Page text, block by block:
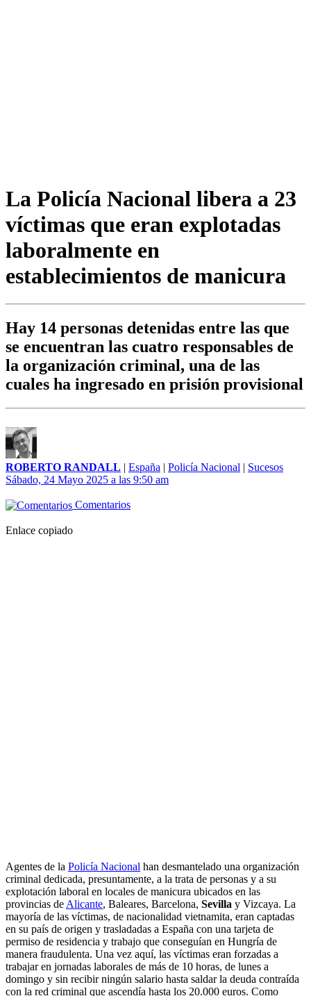
La Policía Nacional libera a 23
víctimas que eran explotadas
laboralmente en
establecimientos de manicura
Hay 14 personas detenidas entre las que
se encuentran las cuatro responsables de
la organización criminal, una de las
cuales ha ingresado en prisión provisional
ROBERTO RANDALL | España | Policía Nacional | Sucesos
Sábado, 24 Mayo 2025 a las 9:50 am
Comentarios
Enlace copiado
Agentes de la Policía Nacional han desmantelado una organización
criminal dedicada, presuntamente, a la trata de personas y a su
explotación laboral en locales de manicura ubicados en las
provincias de Alicante, Baleares, Barcelona, Sevilla y Vizcaya. La
mayoría de las víctimas, de nacionalidad vietnamita, eran captadas
en su país de origen y trasladadas a España con una tarjeta de
permiso de residencia y trabajo que conseguían en Hungría de
manera fraudulenta. Una vez aquí, las víctimas eran forzadas a
trabajar en jornadas laborales de más de 10 horas, de lunes a
domingo y sin recibir ningún salario hasta saldar la deuda contraída
con la red criminal que ascendía hasta los 20.000 euros. Como